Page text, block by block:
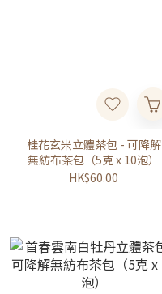
桂花玄米立體茶包 - 可降解
無紡布茶包（5克 x 10泡）
HK$60.00